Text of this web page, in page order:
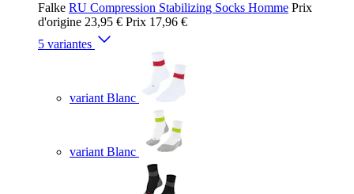
Falke RU Compression Stabilizing Socks Homme Prix
d'origine 23,95 € Prix 17,96 €
5 variantes
variant Blanc
variant Blanc